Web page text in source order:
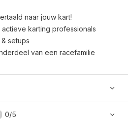
naar jouw kart!
karting professionals
setups
van een racefamilie
0/5